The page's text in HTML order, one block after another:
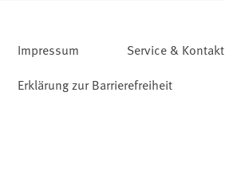
Impressum Service & Kontakt
Erklärung zur Barrierefreiheit